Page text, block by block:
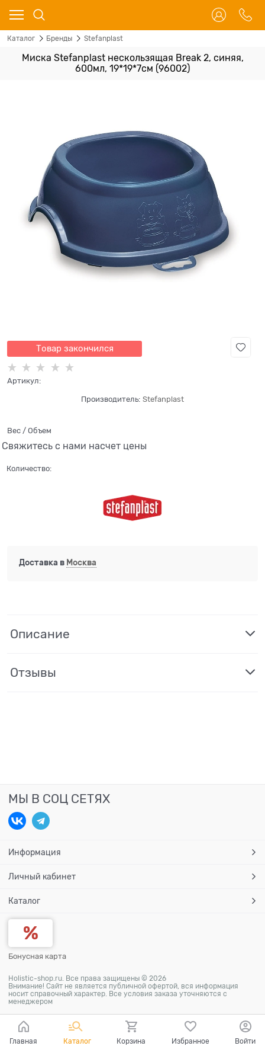
Каталог Бренды Stefanplast
Миска Stefanplast нескользящая Break 2, синяя,
600мл, 19*19*7см (96002)
Товар закончился
Артикул:
Производитель: Stefanplast
Вес / Объем
Свяжитесь с нами насчет цены
Количество:
Доставка в Москва
Описание
Отзывы
МЫ В СОЦ СЕТЯХ
Информация
Личный кабинет
Каталог
Бонусная карта
Holistic-shop.ru. Все права защищены © 2026
Внимание! Сайт не является публичной офертой, вся информация
носит справочный характер. Все условия заказа уточняются с
менеджером
Главная Каталог Корзина Избранное Войти